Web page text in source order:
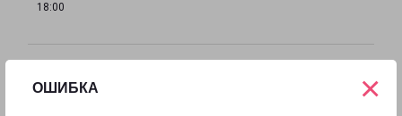
ОШИБКА ×
18:00
Россия, Ставропольский край, Кисловодск, улица